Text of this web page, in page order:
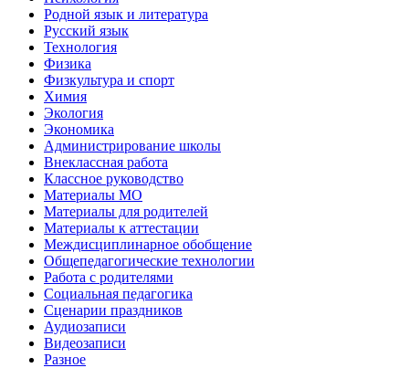
Родной язык и литература
Русский язык
Технология
Физика
Физкультура и спорт
Химия
Экология
Экономика
Администрирование школы
Внеклассная работа
Классное руководство
Материалы МО
Материалы для родителей
Материалы к аттестации
Междисциплинарное обобщение
Общепедагогические технологии
Работа с родителями
Социальная педагогика
Сценарии праздников
Аудиозаписи
Видеозаписи
Разное